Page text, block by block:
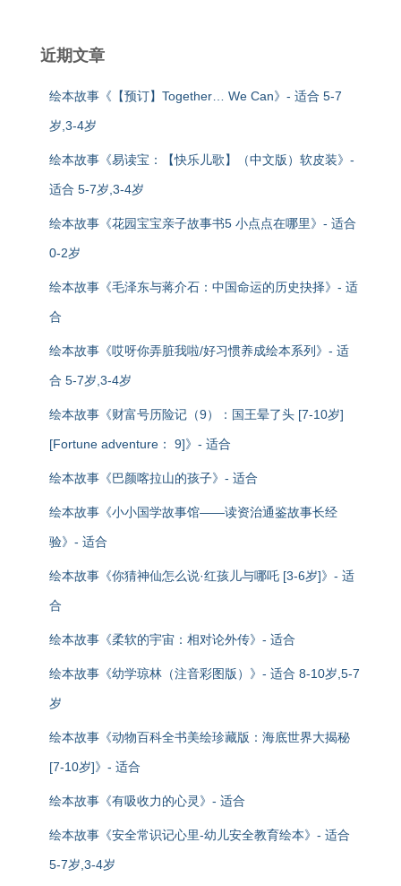
近期文章
绘本故事《【预订】Together… We Can》- 适合 5-7
岁,3-4岁
绘本故事《易读宝：【快乐儿歌】（中文版）软皮装》-
适合 5-7岁,3-4岁
绘本故事《花园宝宝亲子故事书5 小点点在哪里》- 适合
0-2岁
绘本故事《毛泽东与蒋介石：中国命运的历史抉择》- 适
合
绘本故事《哎呀你弄脏我啦/好习惯养成绘本系列》- 适
合 5-7岁,3-4岁
绘本故事《财富号历险记（9）：国王晕了头 [7-10岁]
[Fortune adventure： 9]》- 适合
绘本故事《巴颜喀拉山的孩子》- 适合
绘本故事《小小国学故事馆——读资治通鉴故事长经
验》- 适合
绘本故事《你猜神仙怎么说·红孩儿与哪吒 [3-6岁]》- 适
合
绘本故事《柔软的宇宙：相对论外传》- 适合
绘本故事《幼学琼林（注音彩图版）》- 适合 8-10岁,5-7
岁
绘本故事《动物百科全书美绘珍藏版：海底世界大揭秘
[7-10岁]》- 适合
绘本故事《有吸收力的心灵》- 适合
绘本故事《安全常识记心里-幼儿安全教育绘本》- 适合
5-7岁,3-4岁